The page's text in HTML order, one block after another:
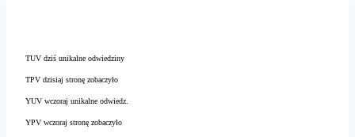
TUV dziś unikalne odwiedziny
TPV dzisiaj stronę zobaczyło
YUV wczoraj unikalne odwiedz.
YPV wczoraj stronę zobaczyło